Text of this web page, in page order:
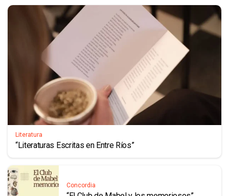
Literatura
“Literaturas Escritas en Entre Ríos”
Concordia